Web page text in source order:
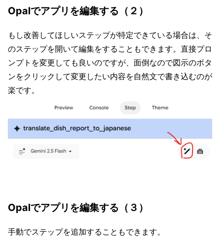
Opalでアプリを編集する（２）
もし改善してほしいステップが特定できている場合は、そ
のステップを開いて編集をすることもできます。直接プロ
ンプトを変更しても良いのですが、面倒なので図示のボタ
ンをクリックして変更したい内容を自然文で書き込むのが
楽です。
Opalでアプリを編集する（３）
手動でステップを追加することもできます。